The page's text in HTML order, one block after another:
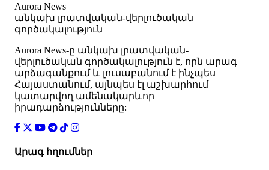
Aurora News
անկախ լրատվական-վերլուծական
գործակալություն
Аurora News-ը անկախ լրատվական-
վերլուծական գործակալություն է, որն արագ
արձագանքում և լուսաբանում է ինչպես
Հայաստանում, այնպես էլ աշխարհում
կատարվող ամենակարևոր
իրադարձությունները:
Արագ հղումներ